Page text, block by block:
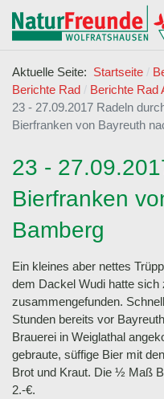
Aktuelle Seite: Startseite
Berichte Rad
Berichte Rad
23 - 27.09.2017 Radeln
Bierfranken von Bayreuth
23 -
Bierfranken
Bamberg
Ein kleines aber nettes
dem Dackel Wudi hatte sich
zusammengefunden.
Stunden bereits vor
Brauerei in Weiglathal
gebraute, süffige Bier mit
Brot und Kraut. Die ½ Maß
2.-€.